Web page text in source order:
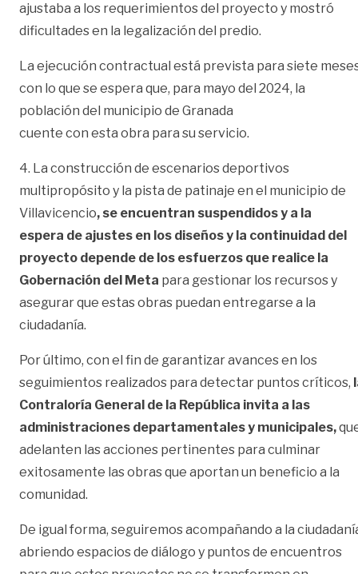
ajustaba a los requerimientos del proyecto y mostró
dificultades en la legalización del predio.
La ejecución contractual está prevista para siete
con lo que se espera que, para mayo del 2024, la
población del municipio de Granada
cuente con esta obra para su servicio.
4. La construcción de escenarios deportivos
multipropósito y la pista de patinaje en el municipio de
Villavicencio, se encuentran suspendidos y a la
espera de ajustes en los diseños y la continuidad del
proyecto depende de los esfuerzos que realice la
Gobernación del Meta para gestionar los recursos y
asegurar que estas obras puedan entregarse a la
ciudadanía.
Por último, con el fin de garantizar avances en los
seguimientos realizados para detectar puntos críticos,
Contraloría General de la República invita a las
administraciones departamentales y municipales,
adelanten las acciones pertinentes para culminar
exitosamente las obras que aportan un beneficio a la
comunidad.
De igual forma, seguiremos acompañando a la
abriendo espacios de diálogo y puntos de encuentros